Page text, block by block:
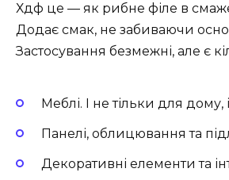
Хдф це — як рибне філе в
Додає смак, не забиваючи
Застосування безмежні, але є
Меблі. І не тільки для дому,
Панелі, облицювання та
Декоративні елементи та